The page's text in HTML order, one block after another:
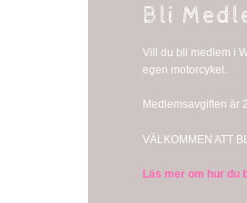
Bli
Vill du bli medlem i
egen motorcykel.
Medlemsavgiften är
VÄLKOMMEN ATT
Läs mer om hur du